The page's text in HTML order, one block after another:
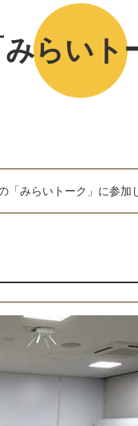
らいト
「みらい ト ーク 」 に参加